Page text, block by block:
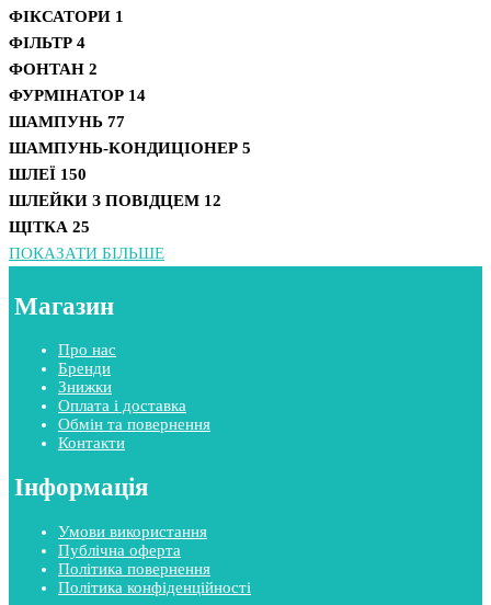
ФІКСАТОРИ 1
ФІЛЬТР 4
ФОНТАН 2
ФУРМІНАТОР 14
ШАМПУНЬ 77
ШАМПУНЬ-КОНДИЦІОНЕР 5
ШЛЕЇ 150
ШЛЕЙКИ З ПОВІДЦЕМ 12
ЩІТКА 25
ПОКАЗАТИ БІЛЬШЕ
Магазин
Про нас
Бренди
Знижки
Оплата і доставка
Обмін та повернення
Контакти
Інформація
Умови використання
Публічна оферта
Політика повернення
Політика конфіденційності